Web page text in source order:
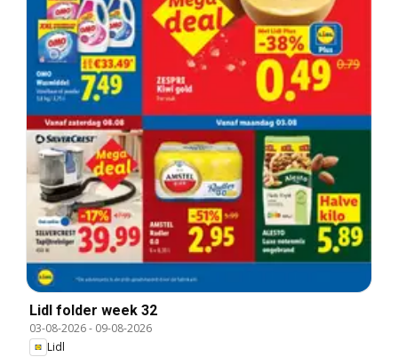
Lidl folder week 32
03-08-2026- 09-08-2026
Lidl